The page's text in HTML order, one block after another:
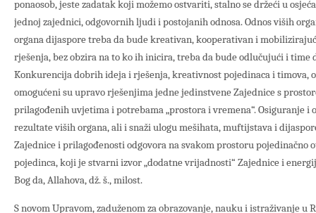
ponaosob, jeste zadatak koji možemo ostvariti, stalno se držeći u
jednoj zajednici, odgovornih ljudi i postojanih odnosa. Odnos viših
organa dijaspore treba da bude kreativan, kooperativan i
rješenja, bez obzira na to ko ih inicira, treba da bude odlučujući i time
Konkurencija dobrih ideja i rješenja, kreativnost pojedinaca i timova,
omogućeni su upravo rješenjima jedne jedinstvene Zajednice s
prilagođenih uvjetima i potrebama „prostora i vremena“. Osiguranje i
rezultate viših organa, ali i snaži ulogu mešihata, muftijstava i
Zajednice i prilagođenosti odgovora na svakom prostoru pojedinačno
pojedinca, koji je stvarni izvor „dodatne vrijadnosti“ Zajednice i
Bog da, Allahova, dž. š., milost.
S novom Upravom, zaduženom za obrazovanje, nauku i istraživanje u